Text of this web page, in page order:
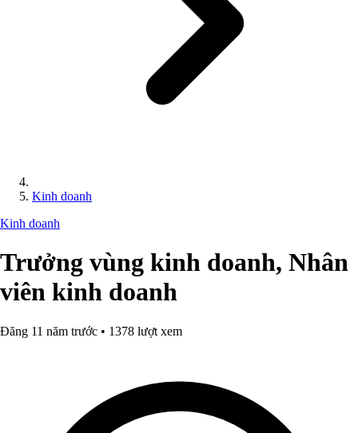
Kinh doanh
Kinh doanh
Trưởng vùng kinh doanh, Nhân
viên kinh doanh
Đăng 11 năm trước • 1378 lượt xem